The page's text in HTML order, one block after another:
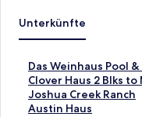
Unterkünfte
Das Weinhaus Pool
L
i
n
k
Clover Haus 2 Blks
L
i
n
Joshua Creek Ranch
L
iAustin Haus
L